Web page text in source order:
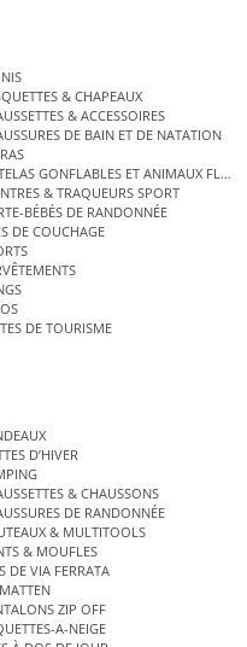
& CHAPEAUX
& ACCESSOIRES
DE BAIN ET DE NATATION
GONFLABLES ET ANIMAUX
& TRAQUEURS SPORT
BÉBÉS DE RANDONNÉE
DE COUCHAGE
DE TOURISME
D’HIVER
& CHAUSSONS
DE RANDONNÉE
& MULTITOOLS
& MOUFLES
DE VIA FERRATA
ZIP OFF
A-NEIGE